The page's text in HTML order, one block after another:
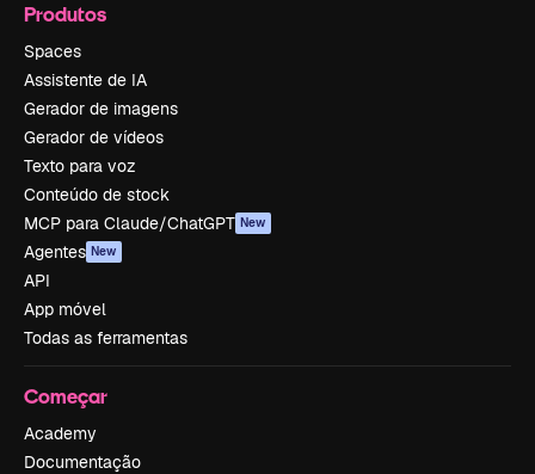
Produtos
Spaces
Assistente de IA
Gerador de imagens
Gerador de vídeos
Texto para voz
Conteúdo de stock
MCP para Claude/ChatGPT New
Agentes New
API
App móvel
Todas as ferramentas
Começar
Academy
Documentação